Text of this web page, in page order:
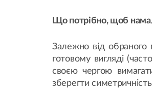
Що потрібно, щоб
Залежно від обраного
готовому вигляді
своєю чергою
зберегти